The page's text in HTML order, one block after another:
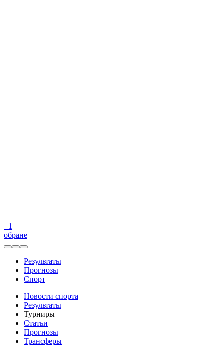
+1
обране
Результаты
Прогнозы
Спорт
Новости спорта
Результаты
Турниры
Статьи
Прогнозы
Трансферы